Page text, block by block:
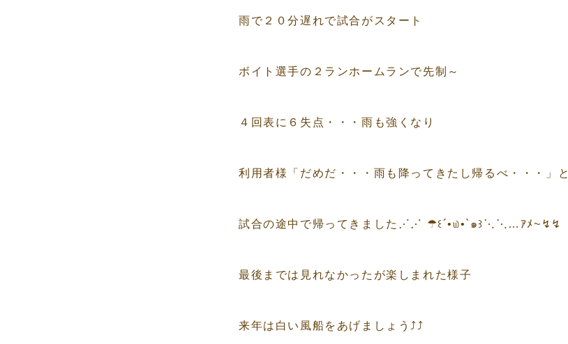
雨で２０分遅れで試合がスタート
ボイト選手の２ランホームランで先制～
４回表に６失点・・・雨も強くなり
利用者様「だめだ・・・雨も降ってきたし帰るべ・・・」と
試合の途中で帰ってきました⋰⋰ ☂꒰´•௰•`๑꒱⋱⋱…ｱﾒ~↯↯
最後までは見れなかったが楽しまれた様子
来年は白い風船をあげましょう⤴⤴